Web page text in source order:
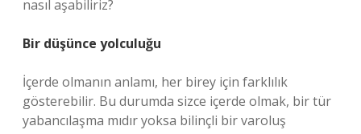
nasıl aşabiliriz?
Bir düşünce yolculuğu
İçerde olmanın anlamı, her birey için farklılık
gösterebilir. Bu durumda sizce içerde olmak, bir tür
yabancılaşma mıdır yoksa bilinçli bir varoluş